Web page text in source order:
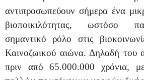
αντιπροσωπεύουν σήμερα ένα
βιοποικιλότητας, ωστόσο
σημαντικό ρόλο στις
Καινοζωικού αιώνα. Δηλαδή του
πριν από 65.000.000 χρόνια,